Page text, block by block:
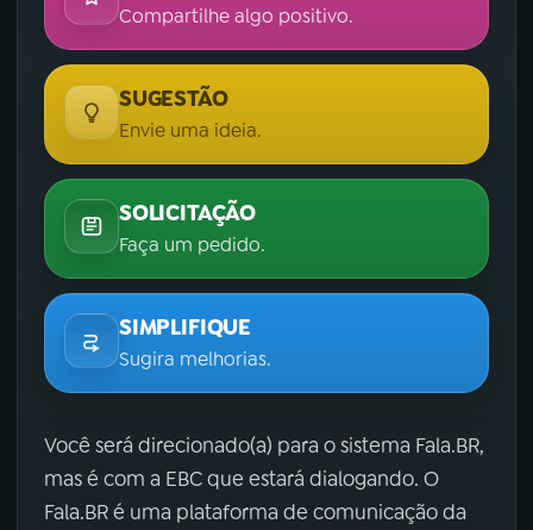
Compartilhe algo positivo.
SUGESTÃO
Envie uma ideia.
SOLICITAÇÃO
Faça um pedido.
SIMPLIFIQUE
Sugira melhorias.
Você será direcionado(a) para o sistema Fala.BR,
mas é com a EBC que estará dialogando. O
Fala.BR é uma plataforma de comunicação da